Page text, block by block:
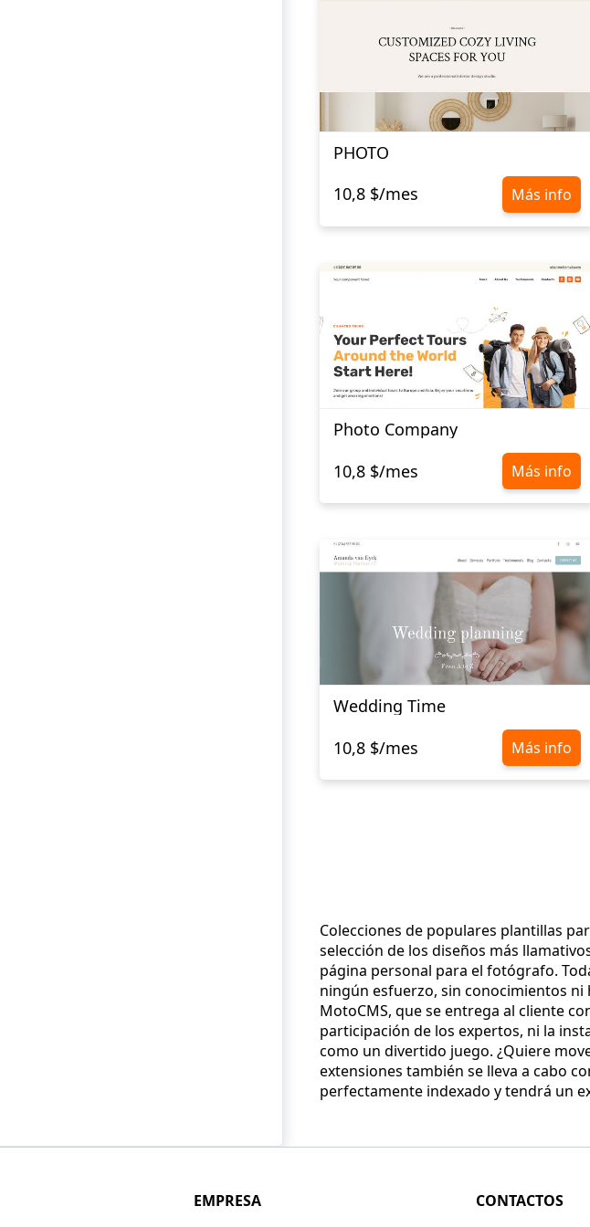
PHOTO
10,8 $/mes
Más info
Photo Company
10,8 $/mes
Más info
Wedding Time
10,8 $/mes
Más info
Colecciones de populares plantillas
selección de los diseños más
página personal para el fotógrafo.
ningún esfuerzo, sin conocimientos ni
MotoCMS, que se entrega al cliente
participación de los expertos, ni la
como un divertido juego. ¿Quiere
extensiones también se lleva a cabo
perfectamente indexado y tendrá un
EMPRESA CONTACTOS